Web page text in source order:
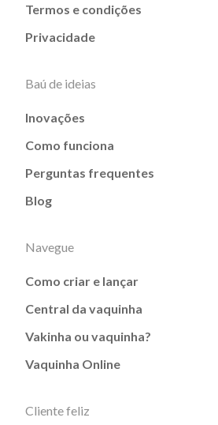
Termos e condições
Privacidade
Baú de ideias
Inovações
Como funciona
Perguntas frequentes
Blog
Navegue
Como criar e lançar
Central da vaquinha
Vakinha ou vaquinha?
Vaquinha Online
Cliente feliz